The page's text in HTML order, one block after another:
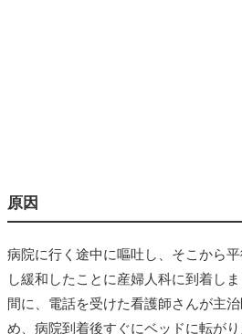
原因
病院に行く途中に嘔吐し、そこから
し緩和したことに産婦人科に到着し
間に、電話を受けた看護師さんが主
め、病院到着後すぐにベッドに転が